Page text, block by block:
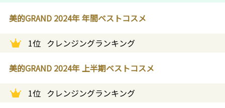
美的GRAND 2024年 年間ベストコスメ
1位 クレンジングランキング
美的GRAND 2024年 上半期ベストコスメ
1位 クレンジングランキング